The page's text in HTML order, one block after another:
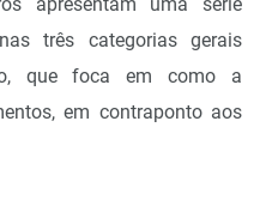
três categorias gerais
que foca em como a
em contraponto aos